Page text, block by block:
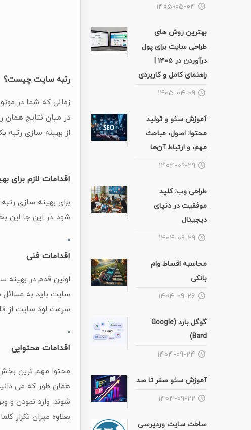
رتبه سایت چیست؟
زمانی که شما در
در میان نتایج
از بهینه سازی
اقدامات لازم برای
برای بهینه سازی
شود. در این جا این
اقدامات فنی
اولین قدم در بهینه
سایت باید به
سرعت لود سایت از
اقدامات محتوایی
محتوا مهم ترین بخش
همان طور که می
شوند. وارد نمودن و
بعلاوه میزان تکرار
۱۴۰۵-۰۵-۰۴
بهترین روش های
طراحی سایت برای پول
درآوردن در ۱۴۰۵ |
راهنمای کامل و کاربردی
۱۴۰۵-۰۴-۰۹
آموزش سئو و تولید
محتوا: اصول، مباحث
مهم، و ارتباط آن‌ها
۱۴۰۴-۰۹-۲۹
طراحی وب: کلید
موفقیت در دنیای
دیجیتال
۱۴۰۴-۰۹-۲۹
محاسبه اقساط وام
بانکی
۱۴۰۴-۰۹-۲۶
گوگل بارد (Google
Bard)
۱۴۰۴-۰۹-۲۴
آموزش سئو صفر تا صد
۱۴۰۴-۰۹-۲۲
ساخت سایت وردپرسی